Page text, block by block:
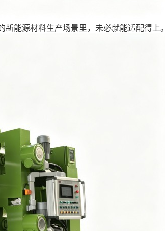
能源材料生产场景里，未必就能适配得上。